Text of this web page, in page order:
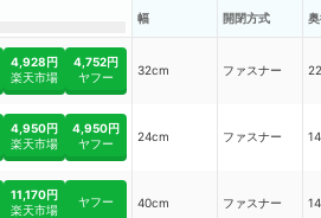
幅
開閉方式
4,928円
楽天市場
4,752円
ヤフー
32cm ファスナー
4,950円
楽天市場
4,950円
ヤフー
24cm ファスナー
11,170円
楽天市場
ヤフー 40cm ファスナー